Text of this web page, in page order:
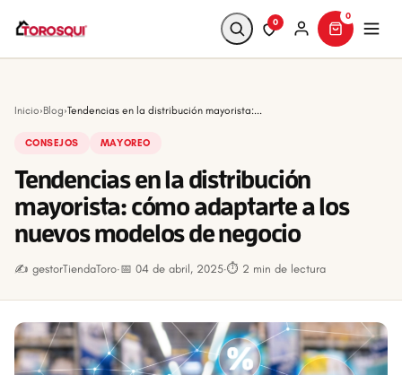
0
0
Inicio›Blog›Tendencias en la distribución mayorista:...
CONSEJOS MAYOREO
Tendencias en la distribución
mayorista: cómo adaptarte a los
nuevos modelos de negocio
✍️ gestorTiendaToro·📅 04 de abril, 2025·⏱ 2 min de lectura